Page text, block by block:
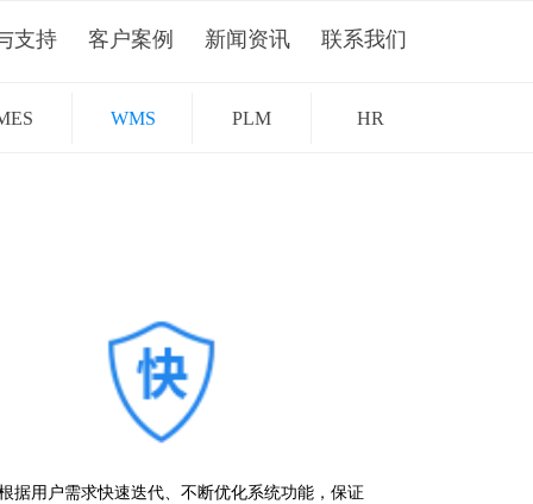
支持 客户案例 新闻资讯 联系我们
据用户需求快速迭代、不断优化系统功能，保证
WMS PLM HR